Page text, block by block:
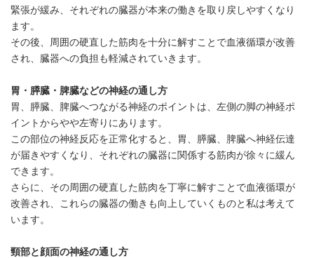
緊張が緩み、それぞれの臓器が本来の働きを取り戻しやすくなり
ます。
その後、周囲の硬直した筋肉を十分に解すことで血液循環が改善
され、臓器への負担も軽減されていきます。
胃・膵臓・脾臓などの神経の通し方
胃、膵臓、脾臓へつながる神経のポイントは、左側の脚の神経ポ
イントからやや左寄りにあります。
この部位の神経反応を正常化すると、胃、膵臓、脾臓へ神経伝達
が届きやすくなり、それぞれの臓器に関係する筋肉が徐々に緩ん
できます。
さらに、その周囲の硬直した筋肉を丁寧に解すことで血液循環が
改善され、これらの臓器の働きも向上していくものと私は考えて
います。
頸部と顔面の神経の通し方